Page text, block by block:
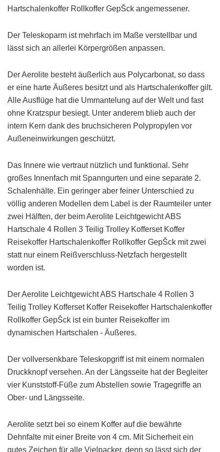
Hartschalenkoffer Rollkoffer GepŠck angemessener.
Der Teleskoparm ist mehrfach im Maße verstellbar und
lässt sich an allerlei Körpergrößen anpassen.
Der Aerolite besteht äußerlich aus Polycarbonat, so dass
er eine harte Äußeres besitzt und als Hartschalenkoffer gilt.
Alle Ausflüge hat die Ummantelung auf der Welt und fast
ohne Kratzspur besiegt. Unter anderem blieb auch der
intern Kern dank des bruchsicheren Polypropylen vor
Außeneinwirkungen geschützt.
Das Innere wie vertraut nützlich und funktional. Sehr
großes Innenfach mit Spanngurten und eine separate 2.
Schalenhälte. Ein geringer aber feiner Unterschied zu
völlig anderen Modellen dem Label is der Raumteiler unter
zwei Hälften, der beim Aerolite Leichtgewicht ABS
Hartschale 4 Rollen 3 Teilig Trolley Kofferset Koffer
Reisekoffer Hartschalenkoffer Rollkoffer GepŠck mit zwei
statt nur einem Reißverschluss-Netzfach hergestellt
worden ist.
Der Aerolite Leichtgewicht ABS Hartschale 4 Rollen 3
Teilig Trolley Kofferset Koffer Reisekoffer Hartschalenkoffer
Rollkoffer GepŠck ist ein bunter Reisekoffer im
dynamischen Hartschalen - Äußeres.
Der vollversenkbare Teleskopgriff ist mit einem normalen
Druckknopf versehen. An der Längsseite hat der Begleiter
vier Kunststoff-Füße zum Abstellen sowie Tragegriffe an
Ober- und Längsseite.
Aerolite setzt bei so einem Koffer auf die bewährte
Dehnfalte mit einer Breite von 4 cm. Mit Sicherheit ein
gutes Zeichen für alle Vielpacker, denn so lässt sich der